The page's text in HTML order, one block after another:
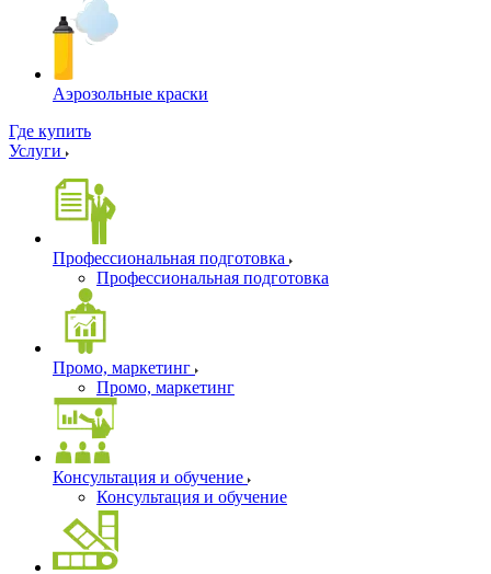
Аэрозольные краски
Где купить
Услуги
Профессиональная подготовка
Профессиональная подготовка
Промо, маркетинг
Промо, маркетинг
Консультация и обучение
Консультация и обучение